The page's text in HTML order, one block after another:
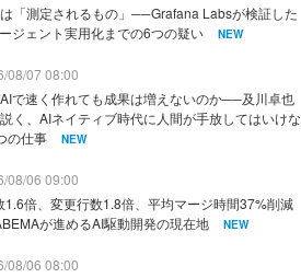
「測定されるもの」──Grafana Labsが検証した
ジェント実用化までの6つの疑い
NEW
08/07 08:00
で速く作れても成果は増えないのか──及川卓也
く、AIネイティブ時代に人間が手放してはいけな
の仕事
NEW
08/06 09:00
1.6倍、変更行数1.8倍、平均マージ時間37%削減
が進めるAI駆動開発の現在地
NEW
08/06 08:00